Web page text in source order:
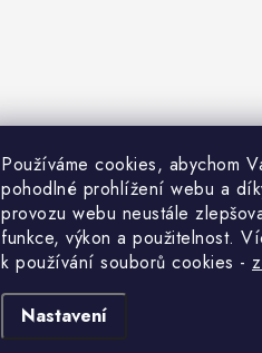
Používáme cookies, abychom
pohodlné prohlížení webu a
provozu webu neustále
funkce, výkon a použitelnost.
k používání souborů cookies -
Nastavení
Copyright 2026Solar-